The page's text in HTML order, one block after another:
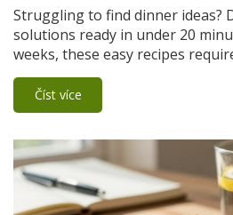
Struggling to find dinner ideas?
solutions ready in under 20
weeks, these easy recipes
Číst více